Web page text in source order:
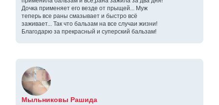
Дочка применяет его везде от прыщей... Муж
теперь все раны смазывает и быстро всё
заживает... Так что бальзам на все случаи жизни!
Благодарю за прекрасный и суперский бальзам!
Мыльниковы Рашида